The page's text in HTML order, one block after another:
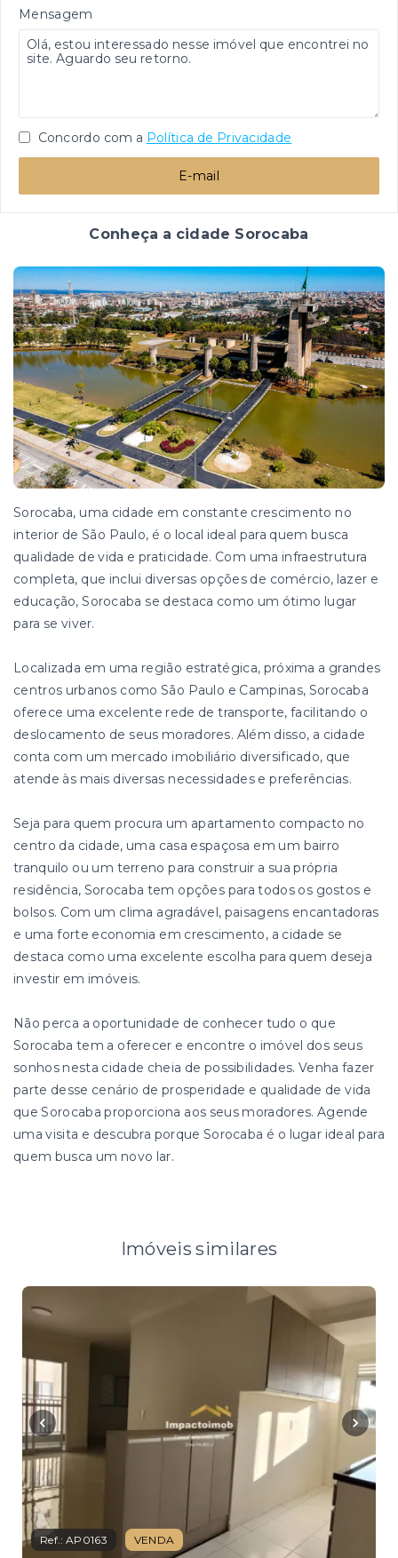
Mensagem
Concordo com a Política de Privacidade
E-mail
Conheça a cidade Sorocaba
Sorocaba, uma cidade em constante crescimento no
interior de São Paulo, é o local ideal para quem busca
qualidade de vida e praticidade. Com uma infraestrutura
completa, que inclui diversas opções de comércio, lazer e
educação, Sorocaba se destaca como um ótimo lugar
para se viver.
Localizada em uma região estratégica, próxima a grandes
centros urbanos como São Paulo e Campinas, Sorocaba
oferece uma excelente rede de transporte, facilitando o
deslocamento de seus moradores. Além disso, a cidade
conta com um mercado imobiliário diversificado, que
atende às mais diversas necessidades e preferências.
Seja para quem procura um apartamento compacto no
centro da cidade, uma casa espaçosa em um bairro
tranquilo ou um terreno para construir a sua própria
residência, Sorocaba tem opções para todos os gostos e
bolsos. Com um clima agradável, paisagens encantadoras
e uma forte economia em crescimento, a cidade se
destaca como uma excelente escolha para quem deseja
investir em imóveis.
Não perca a oportunidade de conhecer tudo o que
Sorocaba tem a oferecer e encontre o imóvel dos seus
sonhos nesta cidade cheia de possibilidades. Venha fazer
parte desse cenário de prosperidade e qualidade de vida
que Sorocaba proporciona aos seus moradores. Agende
uma visita e descubra porque Sorocaba é o lugar ideal para
quem busca um novo lar.
Imóveis similares
Ref.:AP0163 VENDA